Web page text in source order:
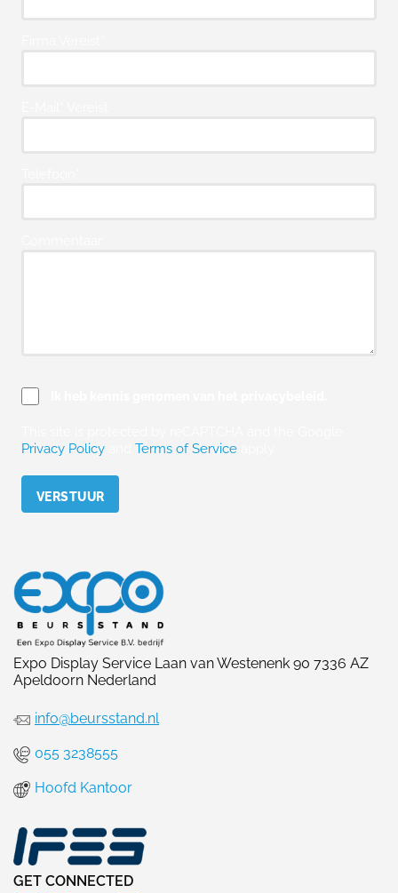
Privacy Policy
Terms of Service
Expo Display Service Laan van Westenenk 90 7336 AZ
Apeldoorn Nederland
info@beursstand.nl
055 3238555
Hoofd Kantoor
GET CONNECTED